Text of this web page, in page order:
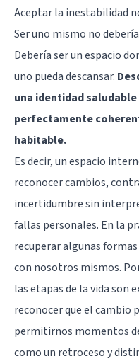
Aceptar la inestabilidad
Ser uno mismo no
Debería ser un espacio
uno pueda descansar.
una identidad
perfectamente
habitable.
Es decir, un espacio
reconocer cambios,
incertidumbre sin
fallas personales. En la
recuperar algunas
con nosotros mismos.
las etapas de la vida son
reconocer que el cambio
permitirnos momentos
como un retroceso y